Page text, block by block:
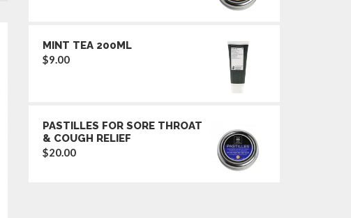
MINT TEA 200ML
$9.00
PASTILLES FOR SORE THROAT
& COUGH RELIEF
$20.00